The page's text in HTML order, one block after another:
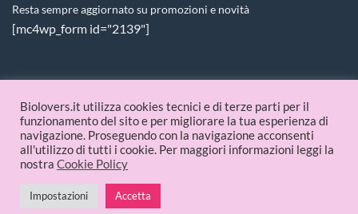
Resta sempre aggiornato su promozioni e novità
[mc4wp_form id="2139"]
PAGAMENTI ACCETTATI
© 2026 Biolovers.it | P.IVA 09336481214
Biolovers.it utilizza cookies tecnici e di terze parti per il
funzionamento del sito e per migliorare la tua esperienza di
navigazione. Proseguendo con la navigazione acconsenti
all'utilizzo di tutti i cookie. Per maggiori informazioni leggi la
nostra Cookie Policy
Impostazioni Accetta